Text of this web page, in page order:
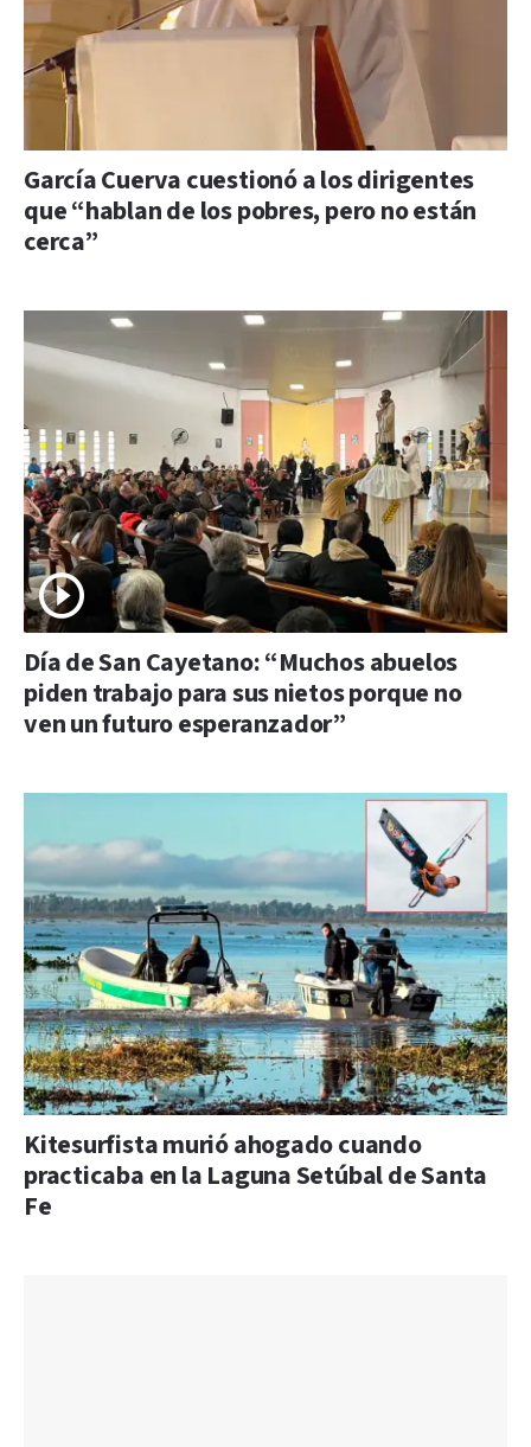
García Cuerva cuestionó a los dirigentes
que “hablan de los pobres, pero no están
cerca”
Día de San Cayetano: “Muchos abuelos
piden trabajo para sus nietos porque no
ven un futuro esperanzador”
Kitesurfista murió ahogado cuando
practicaba en la Laguna Setúbal de Santa
Fe